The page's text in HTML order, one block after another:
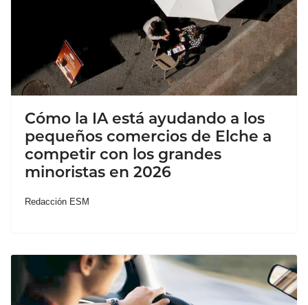
Cómo la IA está ayudando a los
pequeños comercios de Elche a
competir con los grandes
minoristas en 2026
Redacción ESM